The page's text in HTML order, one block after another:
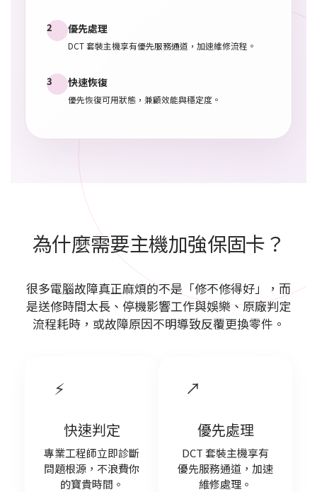
2 優先處理
DCT 套裝主機享有優先服務通道，加速維修流程。
3 快速恢復
優先恢復可用狀態，兼顧效能與穩定度。
為什麼需要主機加強保固卡？
很多電腦故障真正麻煩的不是「修不修得好」，而
是送修時間太長、停機影響工作與娛樂、原廠判定
流程耗時，或故障原因不明導致反覆更換零件。
⚡
快速判定
專業工程師立即診斷
問題根源，不浪費你
的寶貴時間。
↗
優先處理
DCT 套裝主機享有
優先服務通道，加速
維修處理。